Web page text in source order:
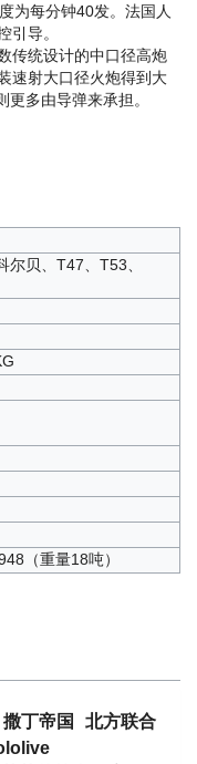
为每分钟40发。法国人
引导。
统设计的中口径高炮
速射大口径火炮得到大
多由导弹来承担。
尔贝、T47、T53、
（重量18吨）
撒丁帝国
北方联合